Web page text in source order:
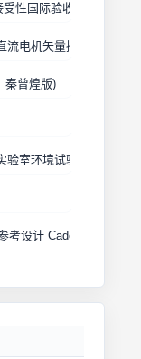
性国际验收标准
流电机矢量控制技术 上
秦曾煌版)
验室环境试验方法
考设计 Cadence原理图